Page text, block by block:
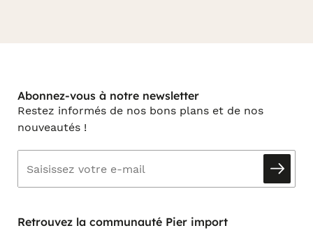
Abonnez-vous à notre newsletter
Restez informés de nos bons plans et de nos
nouveautés !
Retrouvez la communauté Pier import